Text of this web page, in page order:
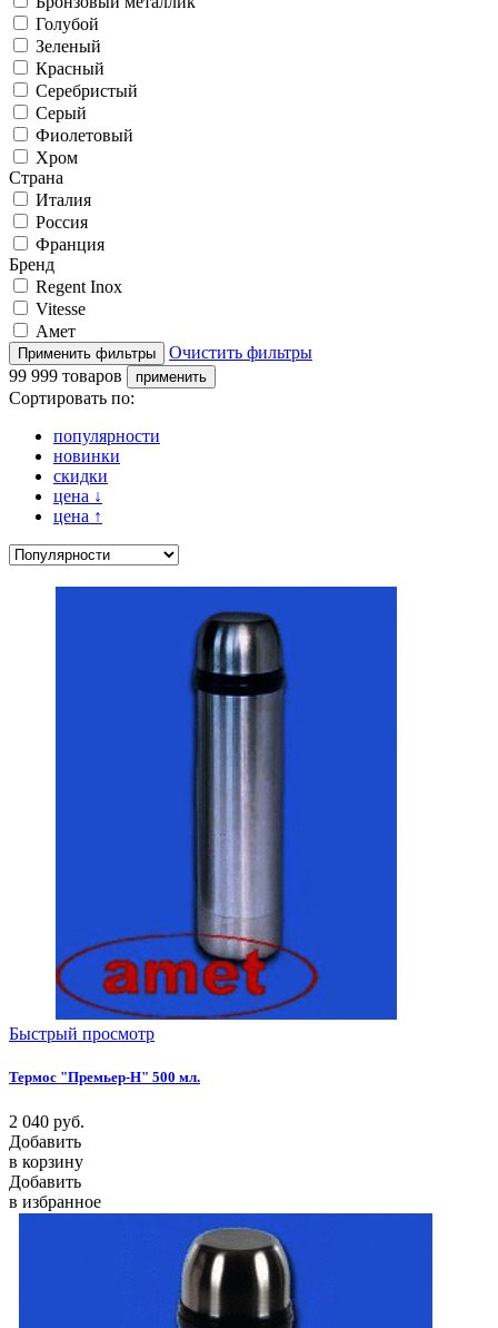
Голубой
Зеленый
Красный
Серебристый
Серый
Фиолетовый
Хром
Страна
Италия
Россия
Франция
Бренд
Regent Inox
Vitesse
Амет
Очистить фильтры
99 999 товаров
Сортировать по:
популярности
новинки
скидки
цена ↓
цена ↑
Быстрый просмотр
Термос "Премьер-Н" 500 мл.
2 040 руб.
Добавить
в корзину
Добавить
в избранное